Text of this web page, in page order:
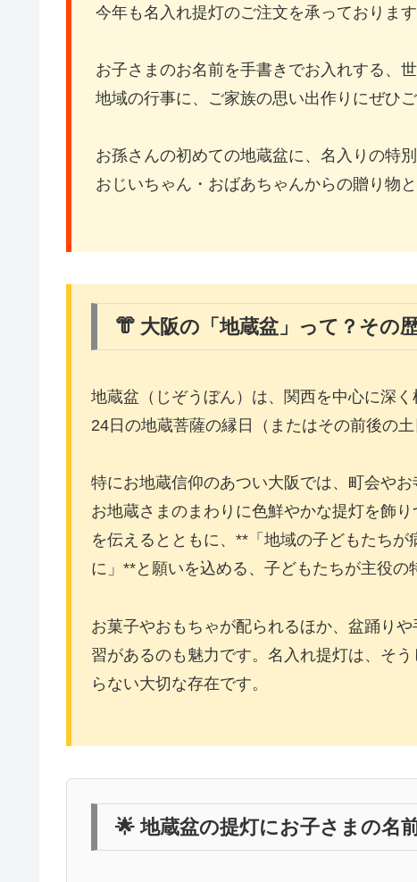
今年も名入れ提灯のご注文を承っております
お子さまのお名前を手書きでお入れする、
地域の行事に、ご家族の思い出作りにぜひご
お孫さんの初めての地蔵盆に、名入りの特
おじいちゃん・おばあちゃんからの贈り物
👘 大阪の「地蔵盆」って？その
地蔵盆（じぞうぼん）は、関西を中心に深
24日の地蔵菩薩の縁日（またはその前後の
特にお地蔵信仰のあつい大阪では、町会や
お地蔵さまのまわりに色鮮やかな提灯を飾
を伝えるとともに、**「地域の子どもたち
に」**と願いを込める、子どもたちが主役の
お菓子やおもちゃが配られるほか、盆踊り
習があるのも魅力です。名入れ提灯は、そ
らない大切な存在です。
🌟 地蔵盆の提灯にお子さまの名